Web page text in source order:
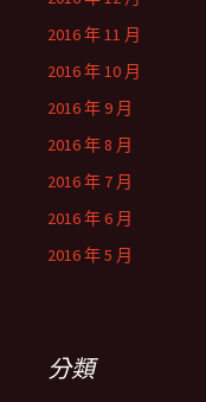
2016 年 11 月
2016 年 10 月
2016 年 9 月
2016 年 8 月
2016 年 7 月
2016 年 6 月
2016 年 5 月
分類